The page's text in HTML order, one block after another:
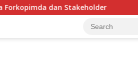
DPRD dan Pemkab